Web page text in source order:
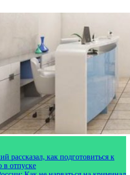
рассказал, как подготовиться к
отпуске